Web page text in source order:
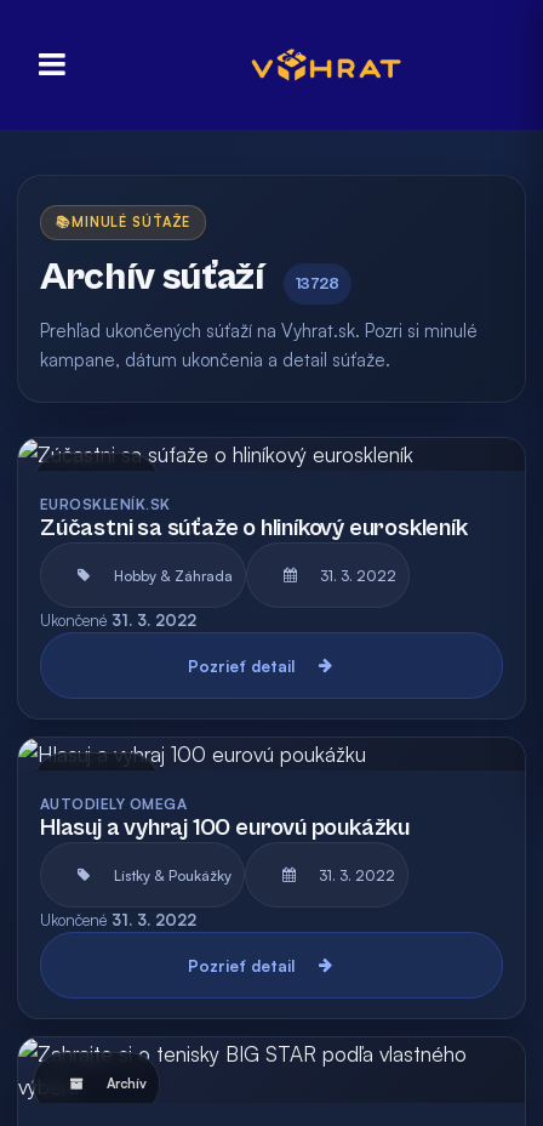
📚 MINULÉ SÚŤAŽE
Archív súťaží 13728
Prehľad ukončených súťaží na Vyhrat.sk. Pozri si minulé
kampane, dátum ukončenia a detail súťaže.
EUROSKLENÍK.SK
Zúčastni sa súťaže o hliníkový euroskleník
Hobby & Záhrada 31. 3. 2022
Ukončené 31. 3. 2022
Pozrieť detail
AUTODIELY OMEGA
Hlasuj a vyhraj 100 eurovú poukážku
Lístky & Poukážky 31. 3. 2022
Ukončené 31. 3. 2022
Pozrieť detail
Archív